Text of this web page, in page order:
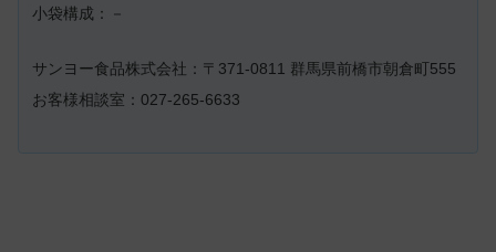
小袋構成：－
サンヨー食品株式会社：〒371-0811 群馬県前橋市朝倉町555
お客様相談室：027-265-6633